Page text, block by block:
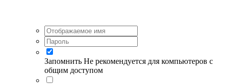
Запомнить Не рекомендуется для компьютеров с
общим доступом